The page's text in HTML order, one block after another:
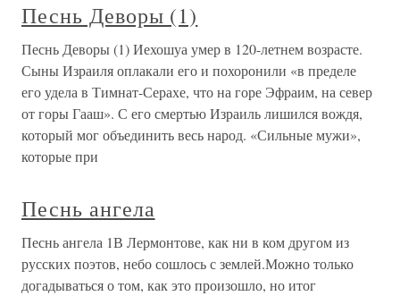
Песнь Деворы (1)
Песнь Деворы (1) Иехошуа умер в 120-летнем возрасте.
Сыны Израиля оплакали его и похоронили «в пределе
его удела в Тимнат-Серахе, что на горе Эфраим, на север
от горы Гааш». С его смертью Израиль лишился вождя,
который мог объединить весь народ. «Сильные мужи»,
которые при
Песнь ангела
Песнь ангела 1В Лермонтове, как ни в ком другом из
русских поэтов, небо сошлось с землей.Можно только
догадываться о том, как это произошло, но итог